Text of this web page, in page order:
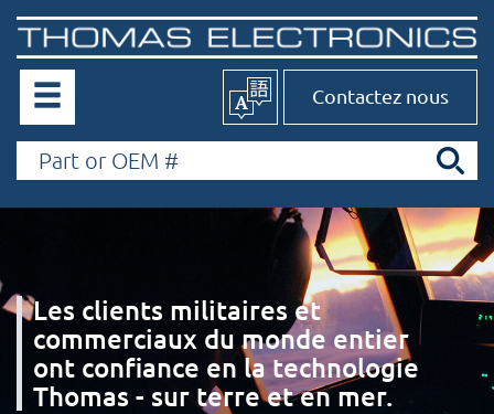
Contactez nous
Les clients militaires et
commerciaux du monde entier
ont confiance en la technologie
Thomas - sur terre et en mer.